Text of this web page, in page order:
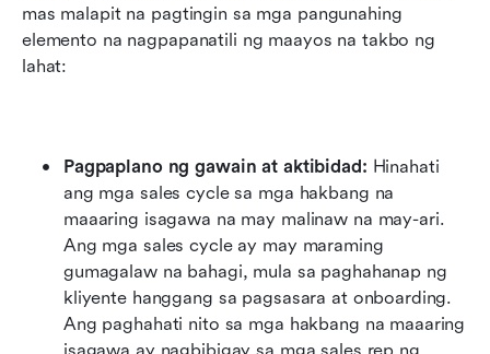
mas malapit na pagtingin sa mga pangunahing
elemento na nagpapanatili ng maayos na takbo ng
lahat:
Pagpaplano ng gawain at aktibidad: Hinahati
ang mga sales cycle sa mga hakbang na
maaaring isagawa na may malinaw na may-ari.
Ang mga sales cycle ay may maraming
gumagalaw na bahagi, mula sa paghahanap ng
kliyente hanggang sa pagsasara at onboarding.
Ang paghahati nito sa mga hakbang na maaaring